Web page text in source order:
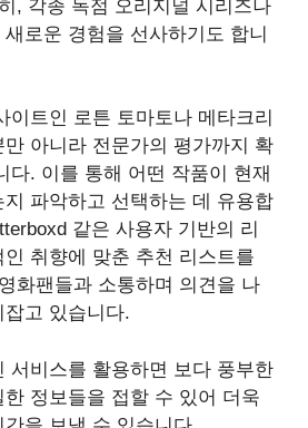
, 각종 독점 오리지널 시리즈나
로운 경험을 선사하기도 합니
이트인 로튼 토마토나 메타크리
아니라 전문가의 평가까지 확
다. 이를 통해 어떤 작품이 현재
파악하고 선택하는 데 유용합
같은 사용자 기반의 리
취향에 맞춘 추천 리스트를
화팬들과 소통하며 의견을 나
고 있습니다.
서비스를 활용하면 보다 풍부한
정보들을 접할 수 있어 더욱